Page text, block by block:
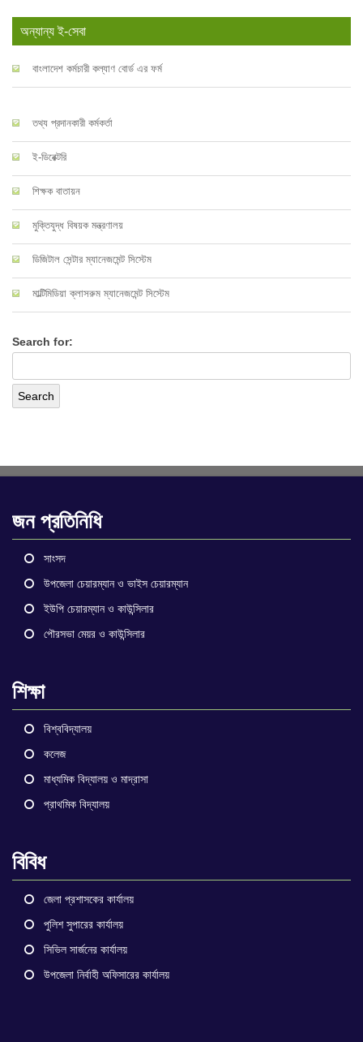
অন্যান্য ই-সেবা
বাংলাদেশ কর্মচারী কল্যাণ বোর্ড এর ফর্ম
তথ্য প্রদানকারী কর্মকর্তা
ই-ডিরেক্টরি
শিক্ষক বাতায়ন
মুক্তিযুদ্ধ বিষয়ক মন্ত্রণালয়
ডিজিটাল সেন্টার ম্যানেজমেন্ট সিস্টেম
মাল্টিমিডিয়া ক্লাসরুম ম্যানেজমেন্ট সিস্টেম
Search for:
জন প্রতিনিধি
সাংসদ
উপজেলা চেয়ারম্যান ও ভাইস চেয়ারম্যান
ইউপি চেয়ারম্যান ও কাউন্সিলার
পৌরসভা মেয়র ও কাউন্সিলার
শিক্ষা
বিশ্ববিদ্যালয়
কলেজ
মাধ্যমিক বিদ্যালয় ও মাদ্রাসা
প্রাথমিক বিদ্যালয়
বিবিধ
জেলা প্রশাসকের কার্যালয়
পুলিশ সুপারের কার্যালয়
সিভিল সার্জনের কার্যালয়
উপজেলা নির্বাহী অফিসারের কার্যালয়